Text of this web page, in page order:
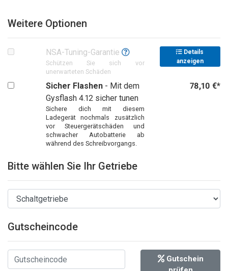
Weitere Optionen
NSA-Tuning-Garantie
Schützen Sie sich vor
unerwarteten Schäden
Details
anzeigen
Sicher Flashen- Mit dem
Gysflash 4.12 sicher tunen
Sichere dich mit diesem
Ladegerät nochmals zusätzlich
vor Steuergerätschäden und
schwacher Autobatterie ab
während des Schreibvorgangs.
78,10 €*
Bitte wählen Sie Ihr Getriebe
Gutscheincode
Gutschein